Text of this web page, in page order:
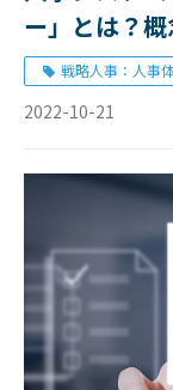
ー」とは？
底解説戦略人事：人事
2022-10-21